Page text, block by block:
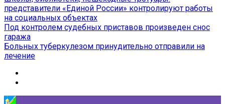
представители «Единой России» контролируют работы
на социальных объектах
Под контролем судебных приставов произведен снос
гаража
Больных туберкулезом принудительно отправили на
лечение